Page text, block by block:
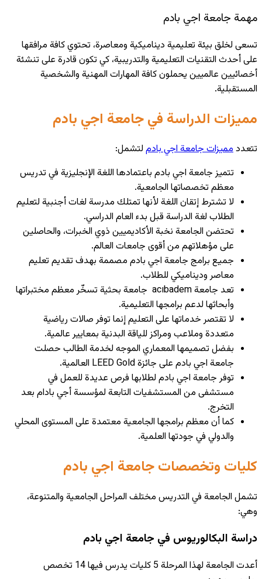
مهمة جامعة اجي بادم
تسعى لخلق بيئة تعليمية ديناميكية ومعاصرة، تحتوي كافة مرافقها
على أحدث التقنيات التعليمية والتدريبية، كي تكون قادرة على تنشئة
أخصائيين عالميين يحملون كافة المهارات المهنية والشخصية
المستقبلية.
مميزات الدراسة في جامعة اجي بادم
تتعددمميزات جامعة اجي بادم لتشمل:
تتميز جامعة اجي بادم باعتمادها اللغة الإنجليزية في تدريس
معظم تخصصاتها الجامعية.
لا تشترط إتقان اللغة لأنها تمتلك مدرسة لغات أجنبية لتعليم
الطلاب لغة الدراسة قبل بدء العام الدراسي.
تحتضن الجامعة نخبة الأكاديميين ذوي الخبرات، والحاصلين
على مؤهلاتهم من أقوى جامعات العالم.
جميع برامج جامعة اجي بادم مصممة بهدف تقديم تعليم
معاصر وديناميكي للطلاب.
تعد جامعة acıbadem جامعة بحثية تسخّر معظم مختبراتها
وأبحاثها لدعم برامجها التعليمية.
لا تقتصر خدماتها على التعليم إنما توفر صالات رياضية
متعددة وملاعب ومراكز للياقة البدنية بمعايير عالمية.
بفضل تصميمها المعماري الموجه لخدمة الطالب حصلت
جامعة اجي بادم على جائزة LEED Gold العالمية.
توفر جامعة اجي بادم لطلابها فرص عديدة للعمل في
مستشفى من المستشفيات التابعة لمؤسسة أجي بادام بعد
التخرج.
كما أن معظم برامجها الجامعية معتمدة على المستوى المحلي
والدولي في جودتها العلمية.
كليات وتخصصات جامعة اجي بادم
تشمل الجامعة في التدريس مختلف المراحل الجامعية والمتنوعة،
وهي:
دراسة البكالوريوس في جامعة اجي بادم
أعدت الجامعة لهذا المرحلة 5 كليات يدرس فيها 14 تخصص